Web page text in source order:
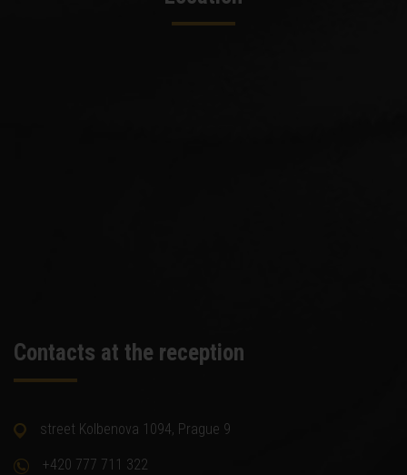
Contacts at the reception
street Kolbenova 1094, Prague 9
+420 777 711 322